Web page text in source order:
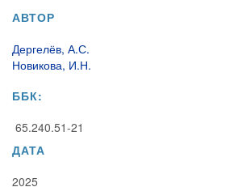
АВТОР
Дергелёв, А.С.
Новикова, И.Н.
ББК:
65.240.51-21
ДАТА
2025